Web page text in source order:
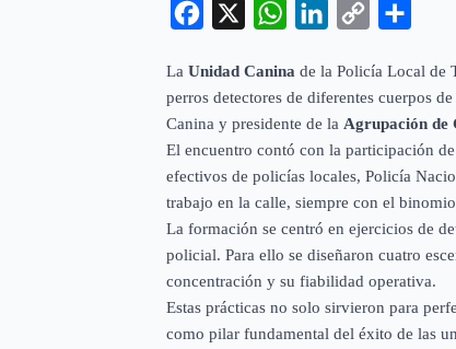
Facebook WhatsAppLinkedInCopy
La Unidad Canina de la Policía Local de
perros detectores de diferentes cuerpos
Canina y presidente de la Agrupación de
El encuentro contó con la participación
efectivos de policías locales, Policía
trabajo en la calle, siempre con el
La formación se centró en ejercicios de
policial. Para ello se diseñaron cuatro
concentración y su fiabilidad operativa.
Estas prácticas no solo sirvieron para
como pilar fundamental del éxito de las